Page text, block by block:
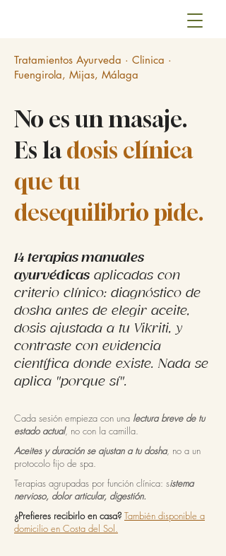
Tratamientos Ayurveda · Clinica ·
Fuengirola, Mijas, Málaga
No es un masaje.
Es ladosis clínica
que tu
desequilibrio pide.
14 terapias manuales
ayurvédicas aplicadas con
criterio clínico: diagnóstico de
dosha antes de elegir aceite,
dosis ajustada a tu Vikriti, y
contraste con evidencia
científica donde existe. Nada se
aplica "porque sí".
Cada sesión empieza con una lectura breve de tu
estado actual, no con la camilla.
Aceites y duración se ajustan a tu dosha, no a un
protocolo fijo de spa.
Terapias agrupadas por función clínica: sistema
nervioso, dolor articular, digestión.
¿Prefieres recibirlo en casa? También disponible a
domicilio en Costa del Sol.